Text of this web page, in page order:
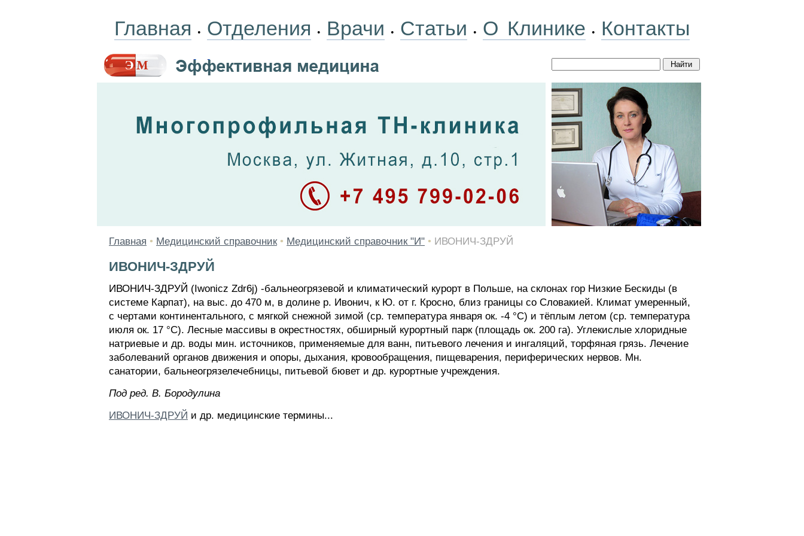
Главная • Отделения • Врачи • Статьи • О Клинике • Контакты
Главная • Медицинский справочник • Медицинский справочник "И" • ИВОНИЧ-ЗДРУЙ
ИВОНИЧ-ЗДРУЙ
ИВОНИЧ-ЗДРУЙ (Iwonicz Zdr6j) -бальнеогрязевой и климатический курорт в Польше, на склонах гор Низкие Бескиды (в
системе Карпат), на выс. до 470 м, в долине р. Ивонич, к Ю. от г. Кросно, близ границы со Словакией. Климат умеренный,
с чертами континентального, с мягкой снежной зимой (ср. температура января ок. -4 °С) и тёплым летом (ср. температура
июля ок. 17 °С). Лесные массивы в окрестностях, обширный курортный парк (площадь ок. 200 га). Углекислые хлоридные
натриевые и др. воды мин. источников, применяемые для ванн, питьевого лечения и ингаляций, торфяная грязь. Лечение
заболеваний органов движения и опоры, дыхания, кровообращения, пищеварения, периферических нервов. Мн.
санатории, бальнеогрязелечебницы, питьевой бювет и др. курортные учреждения.
Пoд peд. B. Бopoдyлинa
ИВОНИЧ-ЗДРУЙ и др. медицинские термины...